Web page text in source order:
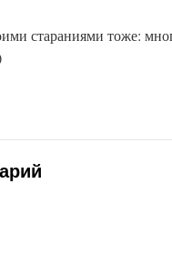
стараниями тоже: